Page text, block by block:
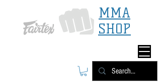
MMA
SHOP